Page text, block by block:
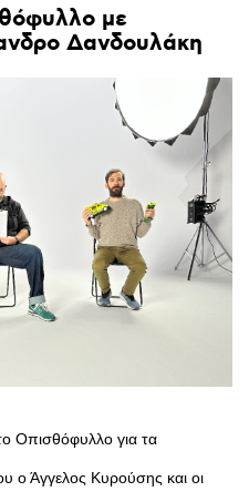
με
Δανδουλάκη
Οπισθόφυλλο για τα
ο Άγγελος Κυρούσης και οι